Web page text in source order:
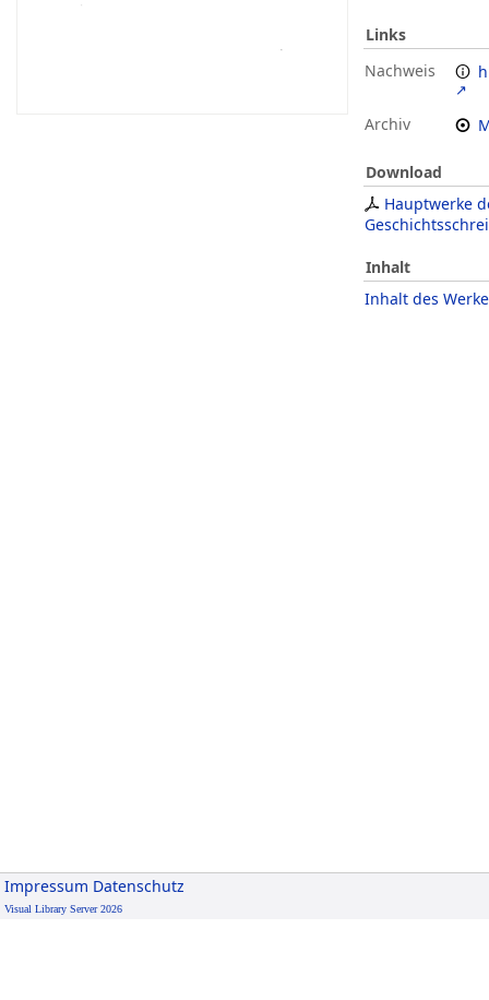
Links
Nachweis
Archiv
Download
Hauptwerke
Inhalt
Inhalt des
Impressum Datenschutz
Visual Library Server 2026